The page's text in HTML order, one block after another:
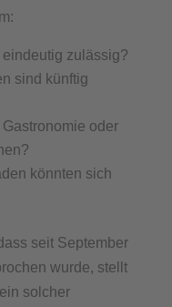
eindeutig zulässig?
sind künftig
oder
könnten sich
seit September
wurde, stellt
solcher